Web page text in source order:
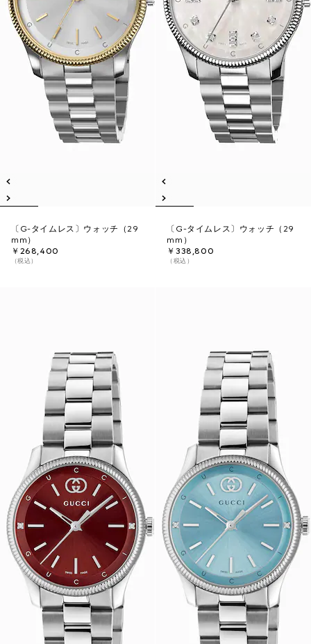
〔G-タイムレス〕ウォッチ（29
mm）
￥268,400
（税込）
〔G-タイムレス〕ウォッチ（29
mm）
￥338,800
（税込）